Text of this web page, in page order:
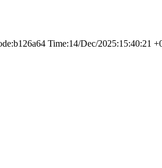
Time:14/Dec/2025:15:40:21